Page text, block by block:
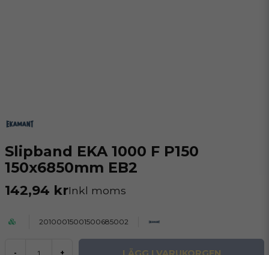
Slipband EKA 1000 F P150
150x6850mm EB2
142,94 krInkl moms
20100015001500685002
- +